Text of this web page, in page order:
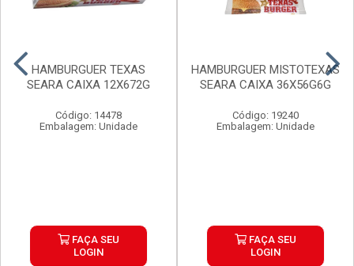
HAMBURGUER TEXAS
SEARA CAIXA 12X672G
Código: 14478
Embalagem: Unidade
FAÇA SEU
LOGIN
HAMBURGUER MISTOTEXAS
SEARA CAIXA 36X56G6G
Código: 19240
Embalagem: Unidade
FAÇA SEU
LOGIN